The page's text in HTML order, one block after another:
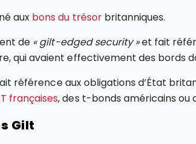
aux bons du trésorbritanniques.
de « gilt-edged security »et fait
qui avaient effectivement des bords
référence aux obligations d’État
françaises, des t-bonds américains ou
Gilt